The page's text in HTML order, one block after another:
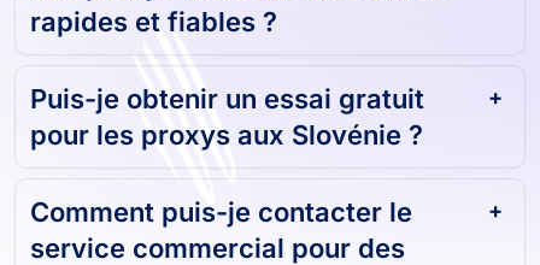
Vos proxys aux Slovénie sont-ils
rapides et fiables ?
Puis-je obtenir un essai gratuit
pour les proxys aux Slovénie ?
Comment puis-je contacter le